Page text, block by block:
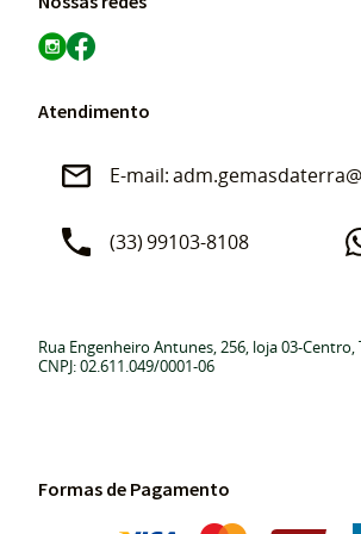
Atendimento
(33)99103-8108
Rua Engenheiro Antunes, 256, loja 03-Centro,
CNPJ: 02.611.049/0001-06
Formas de Pagamento